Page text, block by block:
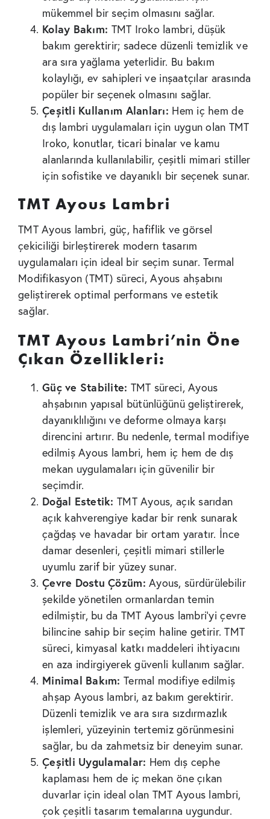
mükemmel bir seçim olmasını sağlar.
Kolay Bakım: TMT Iroko lambri, düşük
bakım gerektirir; sadece düzenli temizlik ve
ara sıra yağlama yeterlidir. Bu bakım
kolaylığı, ev sahipleri ve inşaatçılar arasında
popüler bir seçenek olmasını sağlar.
Çeşitli Kullanım Alanları: Hem iç hem de
dış lambri uygulamaları için uygun olan TMT
Iroko, konutlar, ticari binalar ve kamu
alanlarında kullanılabilir, çeşitli mimari stiller
için sofistike ve dayanıklı bir seçenek sunar.
TMT Ayous Lambri
TMT Ayous lambri, güç, hafiflik ve görsel
çekiciliği birleştirerek modern tasarım
uygulamaları için ideal bir seçim sunar. Termal
Modifikasyon (TMT) süreci, Ayous ahşabını
geliştirerek optimal performans ve estetik
sağlar.
TMT Ayous Lambri’nin Öne
Çıkan Özellikleri:
Güç ve Stabilite: TMT süreci, Ayous
ahşabının yapısal bütünlüğünü geliştirerek,
dayanıklılığını ve deforme olmaya karşı
direncini artırır. Bu nedenle, termal modifiye
edilmiş Ayous lambri, hem iç hem de dış
mekan uygulamaları için güvenilir bir
seçimdir.
Doğal Estetik: TMT Ayous, açık sarıdan
açık kahverengiye kadar bir renk sunarak
çağdaş ve havadar bir ortam yaratır. İnce
damar desenleri, çeşitli mimari stillerle
uyumlu zarif bir yüzey sunar.
Çevre Dostu Çözüm: Ayous, sürdürülebilir
şekilde yönetilen ormanlardan temin
edilmiştir, bu da TMT Ayous lambri’yi çevre
bilincine sahip bir seçim haline getirir. TMT
süreci, kimyasal katkı maddeleri ihtiyacını
en aza indirgiyerek güvenli kullanım sağlar.
Minimal Bakım: Termal modifiye edilmiş
ahşap Ayous lambri, az bakım gerektirir.
Düzenli temizlik ve ara sıra sızdırmazlık
işlemleri, yüzeyinin tertemiz görünmesini
sağlar, bu da zahmetsiz bir deneyim sunar.
Çeşitli Uygulamalar: Hem dış cephe
kaplaması hem de iç mekan öne çıkan
duvarlar için ideal olan TMT Ayous lambri,
çok çeşitli tasarım temalarına uygundur.